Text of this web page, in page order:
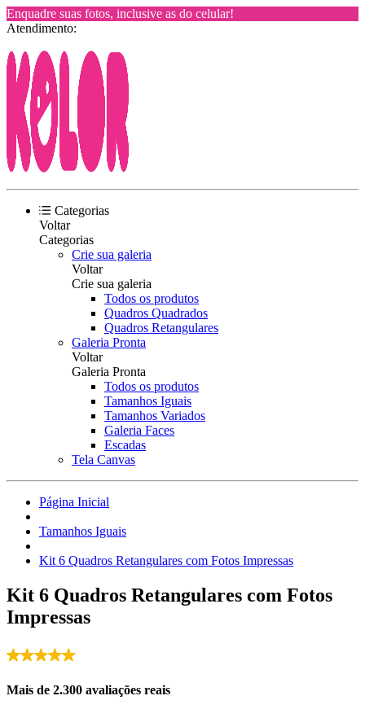
Enquadre suas fotos, inclusive as do celular!
Atendimento:
Categorias
Voltar
Categorias
Crie sua galeria
Voltar
Crie sua galeria
Todos os produtos
Quadros Quadrados
Quadros Retangulares
Galeria Pronta
Voltar
Galeria Pronta
Todos os produtos
Tamanhos Iguais
Tamanhos Variados
Galeria Faces
Escadas
Tela Canvas
Página Inicial
Tamanhos Iguais
Kit 6 Quadros Retangulares com Fotos Impressas
Kit 6 Quadros Retangulares com Fotos
Impressas
Mais de 2.300 avaliações reais